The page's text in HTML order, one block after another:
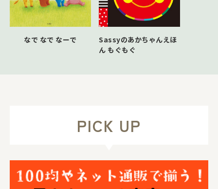
なで なで なーで
Sassyのあかちゃんえほ
ん もぐもぐ
PICK UP